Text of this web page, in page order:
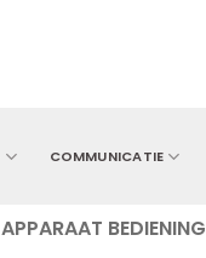
COMMUNICATIE
APPARAAT BEDIENING